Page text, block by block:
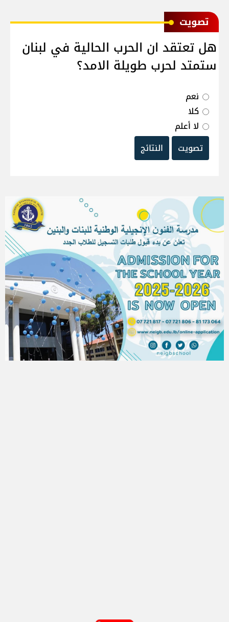
ﺗﺼﻮﻳﺖ
هل تعتقد ان الحرب الحالية في لبنان
ستمتد لحرب طويلة الامد؟
نعم
كلا
لا أعلم
تصويت
النتائج